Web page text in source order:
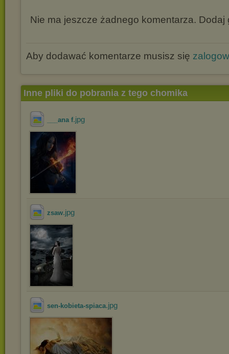
Nie ma jeszcze żadnego komentarza. Dodaj
Aby dodawać komentarze musisz się
Inne pliki do pobrania z tego chomika
___ana f.jpg
zsaw.jpg
sen-kobieta-spiaca.jpg